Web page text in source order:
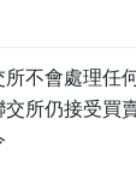
不會處理任
所仍接受買